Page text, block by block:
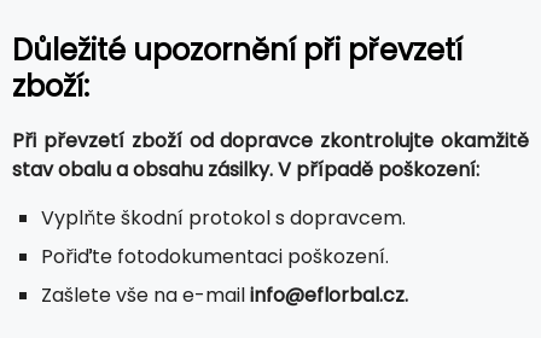
Důležité upozornění při převzetí
zboží:
Při převzetí zboží od dopravce zkontrolujte okamžitě
stav obalu a obsahu zásilky. V případě poškození:
Vyplňte škodní protokol s dopravcem.
Pořiďte fotodokumentaci poškození.
Zašlete vše na e-mailinfo@eflorbal.cz.